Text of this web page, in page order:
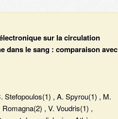
sur la circulation
dans le sang : comparaison avec
Stefopoulos(1) , A. Spyrou(1) , M.
, V. Voudris(1) ,